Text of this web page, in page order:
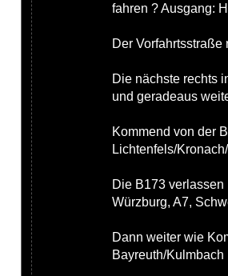
fahren ? Ausgang:
Der
Die nächste rechts
und geradeaus
Kommend von der
Lichtenfels/
Die B173
Würzburg, A7,
Dann weiter wie
Bayreuth/Kulmbach